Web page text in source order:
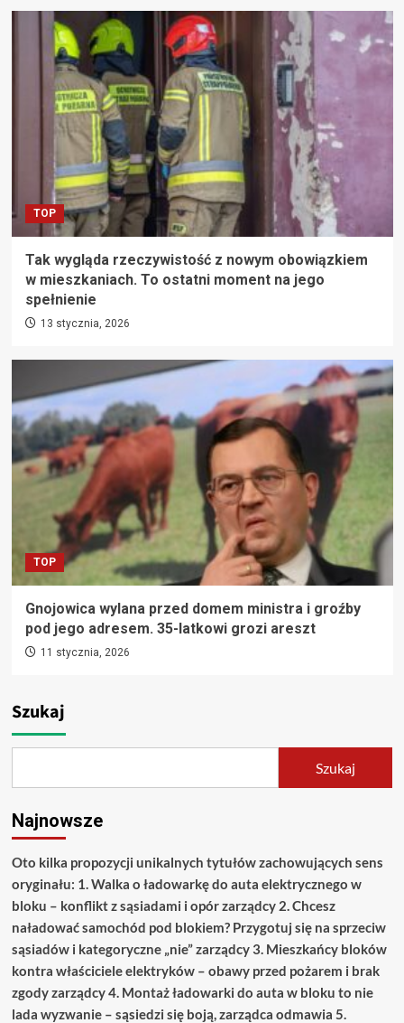
TOP
Tak wygląda rzeczywistość z nowym obowiązkiem
w mieszkaniach. To ostatni moment na jego
spełnienie
13 stycznia, 2026
TOP
Gnojowica wylana przed domem ministra i groźby
pod jego adresem. 35-latkowi grozi areszt
11 stycznia, 2026
Szukaj
Szukaj
Najnowsze
Oto kilka propozycji unikalnych tytułów zachowujących sens
oryginału: 1. Walka o ładowarkę do auta elektrycznego w
bloku – konflikt z sąsiadami i opór zarządcy 2. Chcesz
naładować samochód pod blokiem? Przygotuj się na sprzeciw
sąsiadów i kategoryczne „nie” zarządcy 3. Mieszkańcy bloków
kontra właściciele elektryków – obawy przed pożarem i brak
zgody zarządcy 4. Montaż ładowarki do auta w bloku to nie
lada wyzwanie – sąsiedzi się boją, zarządca odmawia 5.